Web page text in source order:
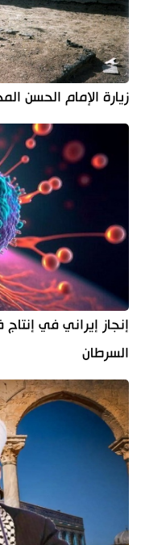
زيارة الإمام الحسن
إنجاز إيراني في
السرطان